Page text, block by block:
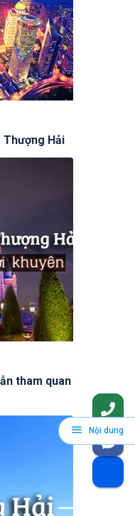
Thượng Hải
tham quan
Nội dung